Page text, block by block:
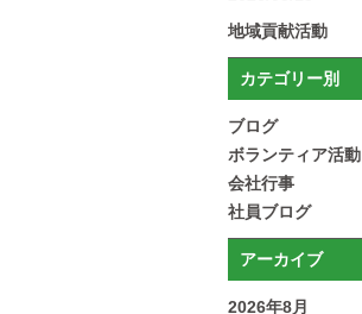
地域貢献活動
カテゴリー別
ブログ
ボランティア活動
会社行事
社員ブログ
アーカイブ
2026年8月